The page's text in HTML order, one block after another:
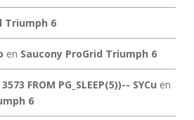
Triumph 6
en Saucony ProGrid Triumph 6
FROM PG_SLEEP(5))-- SYCu en
6